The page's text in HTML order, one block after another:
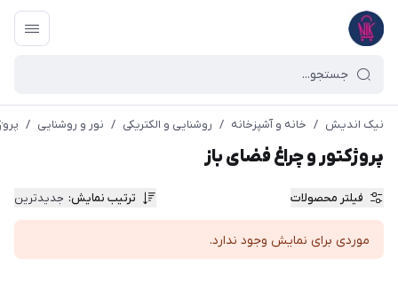
نیک اندیش / خانه و آشپزخانه / روشنایی و الکتریکی / نور و روشنایی /
پروژکتور و چراغ فضای باز
فیلتر محصولات ترتیب نمایش: جدیدترین
موردی برای نمایش وجود ندارد.